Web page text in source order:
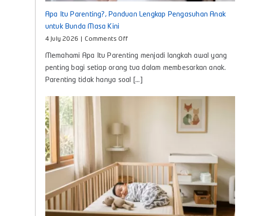
Apa Itu Parenting?, Panduan Lengkap Pengasuhan Anak
untuk Bunda Masa Kini
4 July 2026 Comments Offon
Itu
Parenting?,
Panduan
Lengkap
Memahami Apa Itu Parenting menjadi langkah awal yang
penting bagi setiap orang tua dalam membesarkan anak.
Parenting tidak hanya soal [...]